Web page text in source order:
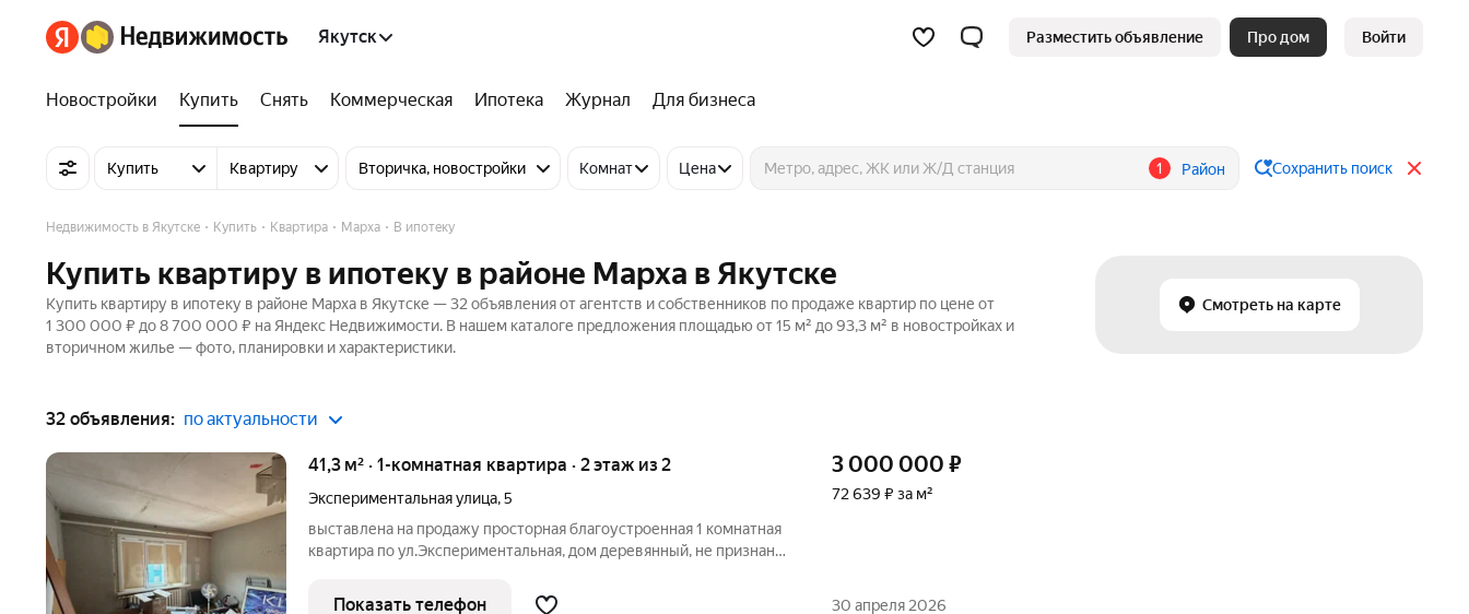
Якутск Разместить объявление Про дом Войти
Новостройки Купить Снять Коммерческая Ипотека Журнал Для бизнеса
Купить Квартиру Вторичка, новостройки Комнат Цена 1 Район Сохранить поиск
Смотреть на карте
Недвижимость в Якутске Купить Квартира Марха В ипотеку
Купить квартиру в ипотеку в районе Марха в Якутске
Купить квартиру в ипотеку в районе Марха в Якутске — 32 объявления от агентств и собственников по продаже квартир по цене от
1 300 000 ₽ до 8 700 000 ₽ на Яндекс Недвижимости. В нашем каталоге предложения площадью от 15 м² до 93,3 м² в новостройках и
вторичном жилье — фото, планировки и характеристики.
32 объявления: по актуальности
41,3 м² · 1-комнатная квартира · 2 этаж из 2
Экспериментальная улица,5
выставлена на продажу просторная благоустроенная 1 комнатная
квартира по ул.Экспериментальная, дом деревянный, не признан
(Кирзавод) , в деревянном доме 1985 года постройки на 2 этаже из
3 000 000 ₽
72 639 ₽ за м²
Показать телефон 30 апреля 2026